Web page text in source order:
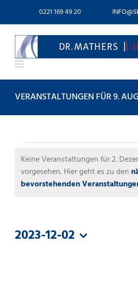
0221 169 49 20
VERANSTALTUNGEN FÜR 9.
FÜR
DEZEMBER
2023
Hinweis
Keine Veranstaltungen für 2.
vorgesehen. Hier geht es zu den
bevorstehenden
2023-12-02